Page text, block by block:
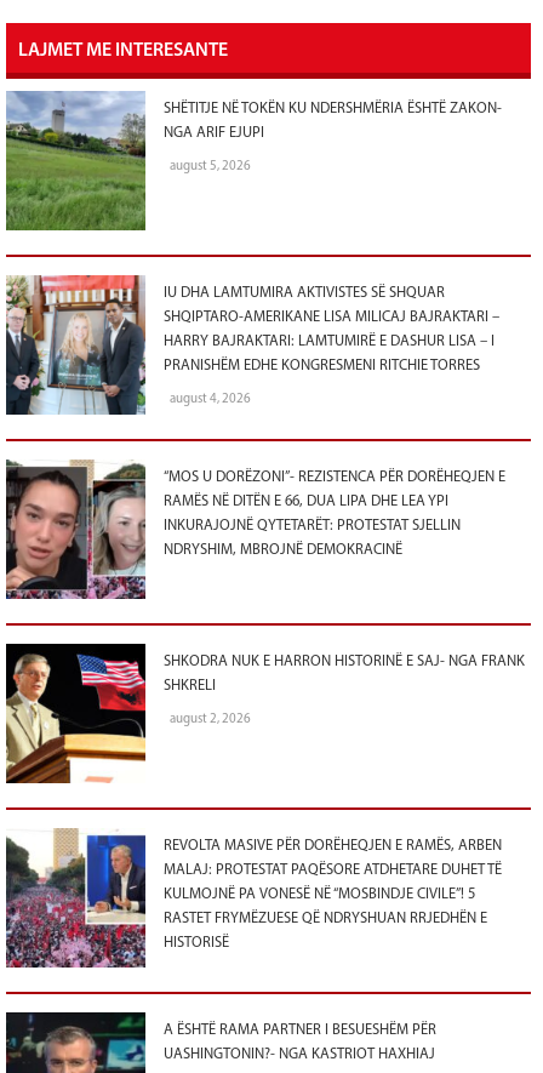
LAJMET ME INTERESANTE
SHËTITJE NË TOKËN KU NDERSHMËRIA ËSHTË ZAKON-
NGA ARIF EJUPI
august 5, 2026
IU DHA LAMTUMIRA AKTIVISTES SË SHQUAR
SHQIPTARO-AMERIKANE LISA MILICAJ BAJRAKTARI –
HARRY BAJRAKTARI: LAMTUMIRË E DASHUR LISA – I
PRANISHËM EDHE KONGRESMENI RITCHIE TORRES
august 4, 2026
“MOS U DORËZONI”- REZISTENCA PËR DORËHEQJEN E
RAMËS NË DITËN E 66, DUA LIPA DHE LEA YPI
INKURAJOJNË QYTETARËT: PROTESTAT SJELLIN
NDRYSHIM, MBROJNË DEMOKRACINË
SHKODRA NUK E HARRON HISTORINË E SAJ- NGA FRANK
SHKRELI
august 2, 2026
REVOLTA MASIVE PËR DORËHEQJEN E RAMËS, ARBEN
MALAJ: PROTESTAT PAQËSORE ATDHETARE DUHET TË
KULMOJNË PA VONESË NË “MOSBINDJE CIVILE”! 5
RASTET FRYMËZUESE QË NDRYSHUAN RRJEDHËN E
HISTORISË
A ËSHTË RAMA PARTNER I BESUESHËM PËR
UASHINGTONIN?- NGA KASTRIOT HAXHIAJ